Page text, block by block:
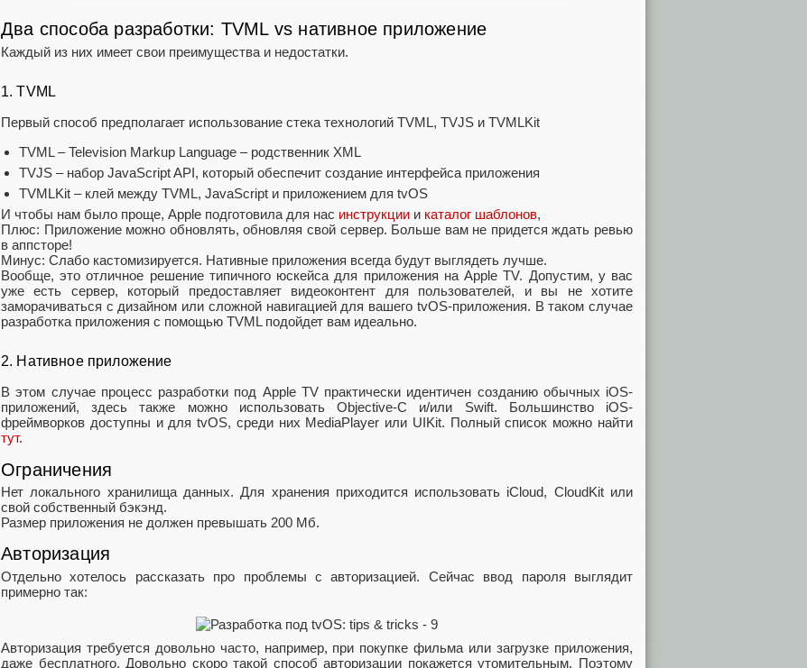
Два способа разработки: TVML vs нативное приложение
Каждый из них имеет свои преимущества и недостатки.
1. TVML
Первый способ предполагает использование стека технологий TVML, TVJS и TVMLKit
TVML – Television Markup Language – родственник XML
TVJS – набор JavaScript API, который обеспечит создание интерфейса приложения
TVMLKit – клей между TVML, JavaScript и приложением для tvOS
И чтобы нам было проще, Apple подготовила для нас инструкции и каталог шаблонов,
Плюс: Приложение можно обновлять, обновляя свой сервер. Больше вам не придется ждать ревью
в аппсторе!
Минус: Слабо кастомизируется. Нативные приложения всегда будут выглядеть лучше.
Вообще, это отличное решение типичного юскейса для приложения на Apple TV. Допустим, у вас
уже есть сервер, который предоставляет видеоконтент для пользователей, и вы не хотите
заморачиваться с дизайном или сложной навигацией для вашего tvOS-приложения. В таком случае
разработка приложения с помощью TVML подойдет вам идеально.
2. Нативное приложение
В этом случае процесс разработки под Apple TV практически идентичен созданию обычных iOS-
приложений, здесь также можно использовать Objective-С и/или Swift. Большинство iOS-
фреймворков доступны и для tvOS, среди них MediaPlayer или UIKit. Полный список можно найти
тут.
Ограничения
Нет локального хранилища данных. Для хранения приходится использовать iCloud, CloudKit или
свой собственный бэкэнд.
Размер приложения не должен превышать 200 Мб.
Авторизация
Отдельно хотелось рассказать про проблемы с авторизацией. Сейчас ввод пароля выглядит
примерно так:
Авторизация требуется довольно часто, например, при покупке фильма или загрузке приложения,
даже бесплатного. Довольно скоро такой способ авторизации покажется утомительным. Поэтому